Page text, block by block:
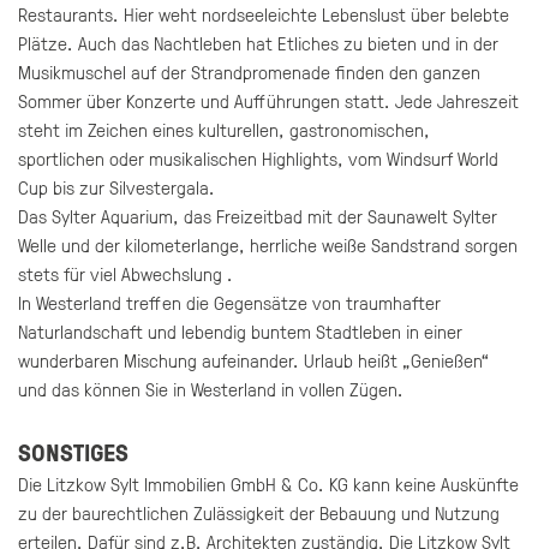
Restaurants. Hier weht nordseeleichte Lebenslust über belebte
Plätze. Auch das Nachtleben hat Etliches zu bieten und in der
Musikmuschel auf der Strandpromenade finden den ganzen
Sommer über Konzerte und Aufführungen statt. Jede Jahreszeit
steht im Zeichen eines kulturellen, gastronomischen,
sportlichen oder musikalischen Highlights, vom Windsurf World
Cup bis zur Silvestergala.
Das Sylter Aquarium, das Freizeitbad mit der Saunawelt Sylter
Welle und der kilometerlange, herrliche weiße Sandstrand sorgen
stets für viel Abwechslung .
In Westerland treffen die Gegensätze von traumhafter
Naturlandschaft und lebendig buntem Stadtleben in einer
wunderbaren Mischung aufeinander. Urlaub heißt „Genießen“
und das können Sie in Westerland in vollen Zügen.
SONSTIGES
Die Litzkow Sylt Immobilien GmbH & Co. KG kann keine Auskünfte
zu der baurechtlichen Zulässigkeit der Bebauung und Nutzung
erteilen. Dafür sind z.B. Architekten zuständig. Die Litzkow Sylt